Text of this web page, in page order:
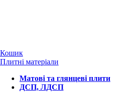
Кошик
Плитні матеріали
Матові та глянцеві плити
ДСП, ЛДСП